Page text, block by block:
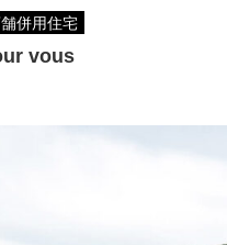
舗併用住宅
vous